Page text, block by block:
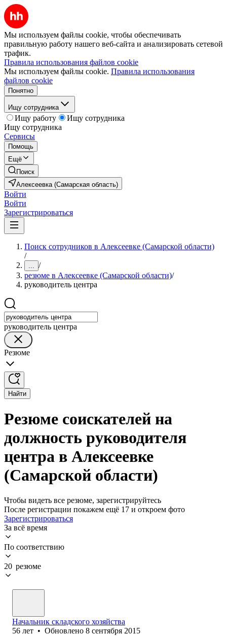
Мы используем файлы cookie, чтобы обеспечивать
правильную работу нашего веб-сайта и анализировать сетевой
трафик.
Правила использования файлов cookie
Мы используем файлы cookie. Правила использования
файлов cookie
Понятно
Ищу сотрудника
Ищу работу
Ищу сотрудника
Ищу сотрудника
Сервисы
Помощь
Ещё
Поиск
Алексеевка (Самарская область)
Войти
Войти
Зарегистрироваться
Поиск сотрудников в Алексеевке (Самарской области)
/
... /
резюме в Алексеевке (Самарской области)/
руководитель центра
руководитель центра
Резюме
Найти
Резюме соискателей на
должность руководителя
центра в Алексеевке
(Самарской области)
Чтобы видеть все резюме, зарегистрируйтесь
После регистрации покажем ещё 17 и откроем фото
Зарегистрироваться
За всё время
По соответствию
20 резюме
Начальник складского хозяйства
56 лет • Обновлено 8 сентября 2015